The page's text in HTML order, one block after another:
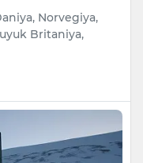
Norvegiya,
Britaniya,